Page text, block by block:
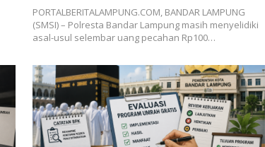
PORTALBERITALAMPUNG.COM, BANDAR LAMPUNG
(SMSI) – Polresta Bandar Lampung masih menyelidiki
asal-usul selembar uang pecahan Rp100…